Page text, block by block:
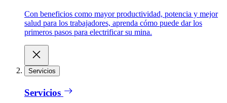
Con beneficios como mayor productividad, potencia y mejor
salud para los trabajadores, aprenda cómo puede dar los
primeros pasos para electrificar su mina.
Servicios
Servicios